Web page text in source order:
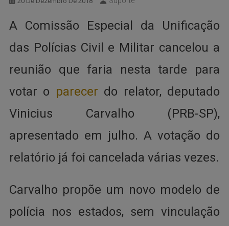
A Comissão Especial da Unificação
das Polícias Civil e Militar cancelou a
reunião que faria nesta tarde para
votar o parecer do relator, deputado
Vinicius Carvalho (PRB-SP),
apresentado em julho. A votação do
relatório já foi cancelada várias vezes.
Carvalho propõe um novo modelo de
polícia nos estados, sem vinculação